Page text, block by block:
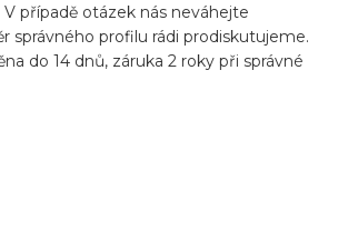
případě otázek nás neváhejte
správného profilu rádi prodiskutujeme.
do 14 dnů, záruka 2 roky při správné